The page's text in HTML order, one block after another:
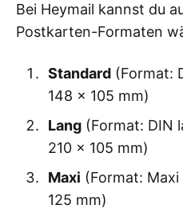
Bei Heymail kannst du
Postkarten-Formaten
Standard(Format:
148 x 105 mm)
Lang(Format: DIN
210 x 105 mm)
Maxi (Format:
125 mm)